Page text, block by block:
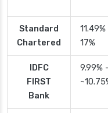
Standard
Chartered
11.49%
17%
IDFC
FIRST
Bank
9.99%